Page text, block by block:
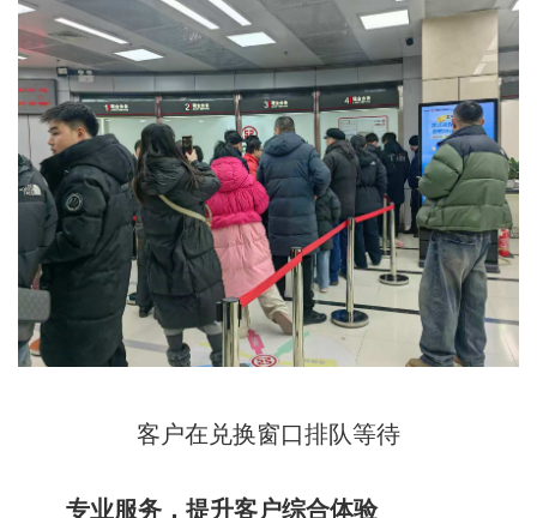
客户在兑换窗口排队等待
专业服务，提升客户综合体验